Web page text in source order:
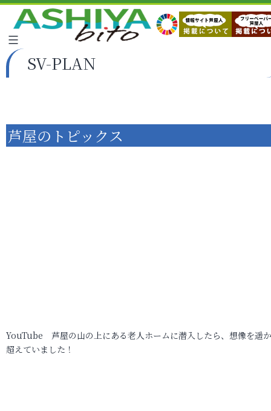
SV-PLAN
芦屋のトピックス
YouTube 芦屋の山の上にある老人ホームに潜入したら、想像を遥
超えていました！